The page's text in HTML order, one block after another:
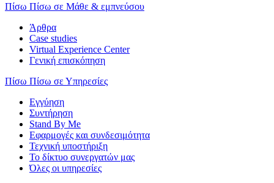
Πίσω Πίσω σε Μάθε & εμπνεύσου
Άρθρα
Case studies
Virtual Experience Center
Γενική επισκόπηση
Πίσω Πίσω σε Υπηρεσίες
Εγγύηση
Συντήρηση
Stand By Me
Εφαρμογές και συνδεσιμότητα
Τεχνική υποστήριξη
Το δίκτυο συνεργατών μας
Όλες οι υπηρεσίες